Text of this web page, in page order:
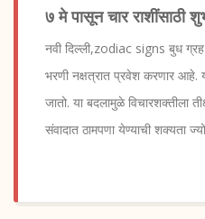
७ मे पासून चार राशींसाठी
नवी दिल्ली,zodiac signs बुध
भरणी नक्षत्रात प्रवेश करणार आहे.
जातो. या बदलामुळे विचारशक्तीला
संवादात ठामपणा येण्याची शक्यता